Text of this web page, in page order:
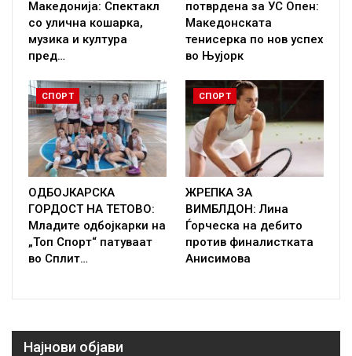
Македонија: Спектакл
со улична кошарка,
музика и култура
пред…
потврдена за УС Опен:
Македонската
тенисерка по нов успех
во Њујорк
СПОРТ
ОДБОЈКАРСКА
ГОРДОСТ НА ТЕТОВО:
Младите одбојкарки на
„Топ Спорт“ патуваат
во Сплит…
СПОРТ
ЖРЕПКА ЗА
ВИМБЛДОН: Лина
Ѓорческа на дебито
против финалистката
Анисимова
Најнови објави